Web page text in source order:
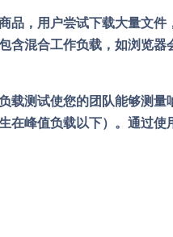
品，用户尝试下载大量文件
含混合工作负载，如浏览器
载测试使您的团队能够测量
在峰值负载以下）。通过使